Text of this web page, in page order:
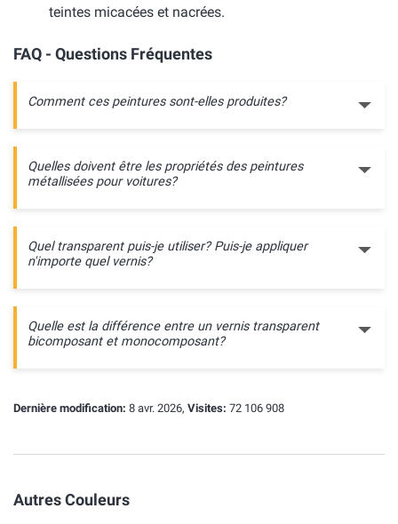
teintes micacées et nacrées.
FAQ - Questions Fréquentes
Comment ces peintures sont-elles produites?
Quelles doivent être les propriétés des peintures
métallisées pour voitures?
Quel transparent puis-je utiliser? Puis-je appliquer
n'importe quel vernis?
Quelle est la différence entre un vernis transparent
bicomposant et monocomposant?
Dernière modification: 8 avr. 2026, Visites: 72 106 908
Autres Couleurs